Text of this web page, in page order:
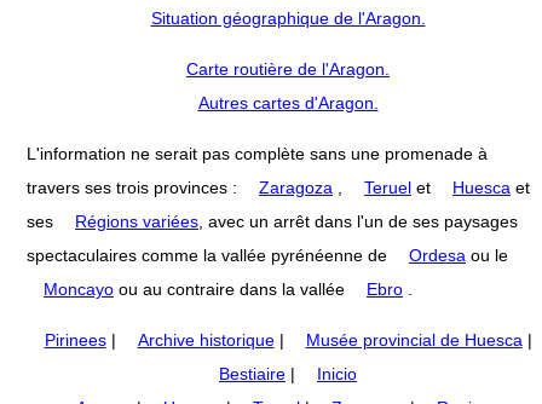
Situation géographique de l'Aragon.
Carte routière de l'Aragon.
Autres cartes d'Aragon.
L'information ne serait pas complète sans une promenade à
travers ses trois provinces :
Zaragoza Teruel et Huesca et
ses
Régions variées , avec un arrêt dans l'un de ses paysages
spectaculaires comme la vallée pyrénéenne de
Ordesa ou le
Moncayo ou au contraire dans la vallée Ebro
Pirinees| Archive historique| Musée provincial de Huesca |
Bestiaire |
Inicio